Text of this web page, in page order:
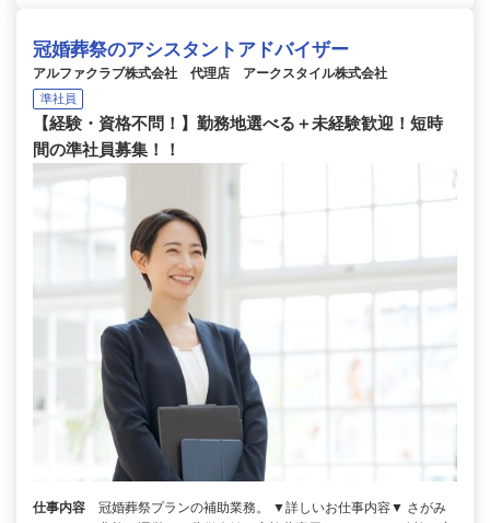
冠婚葬祭のアシスタントアドバイザー
アルファクラブ株式会社 代理店 アークスタイル株式会社
準社員
【経験・資格不問！】勤務地選べる＋未経験歓迎！短時
間の準社員募集！！
仕事内容
冠婚葬祭プランの補助業務。 ▼詳しいお仕事内容▼ さがみ